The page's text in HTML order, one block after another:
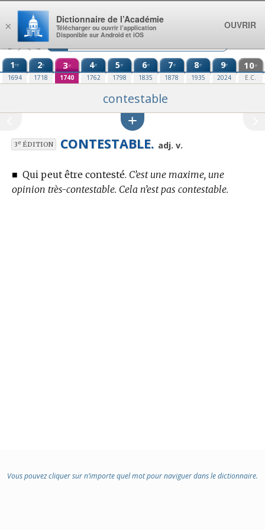
Aller au contenu
1re
1694
2e
1718
3e
1740
4e
1762
5e
1798
6e
1835
7e
1878
8e
1935
9e
2024
10e
E.C.
contestable
3eÉDITION CONTESTABLE. adj. v.
■ Qui peut être contesté. C’est une maxime, une
opinion très-contestable. Cela n’est pas contestable.
Vous pouvez cliquer sur n’importe quel mot pour naviguer dans le dictionnaire.
×
Dictionnaire de l’Académie
Télécharger ou ouvrir l’application
Disponible sur Android et iOS
OUVRIR